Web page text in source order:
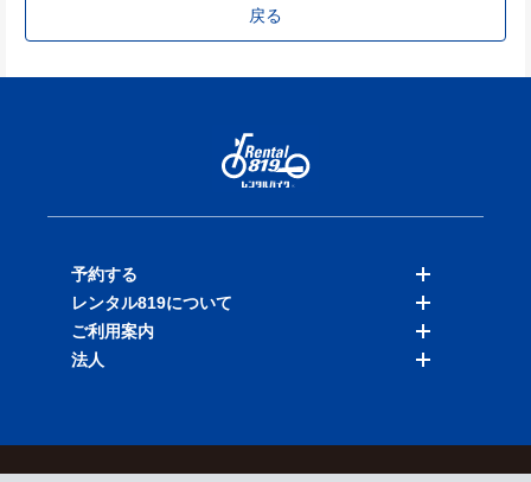
戻る
予約する
バイクを探す
店舗を探す
レンタル819について
料金表
ご利用案内
法人